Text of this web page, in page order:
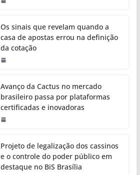
Os sinais que revelam quando a
casa de apostas errou na definição
da cotação
Avanço da Cactus no mercado
brasileiro passa por plataformas
certificadas e inovadoras
Projeto de legalização dos cassinos
e o controle do poder público em
destaque no BiS Brasília